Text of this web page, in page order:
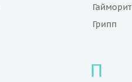
Гайморит
Грипп
П